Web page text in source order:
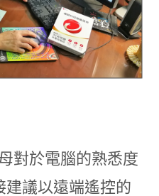
對於電腦的熟悉度
建議以遠端遙控的